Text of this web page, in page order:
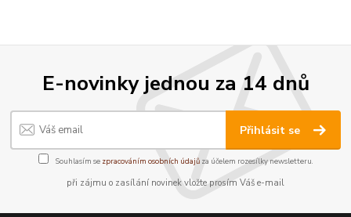
E-novinky jednou za 14 dnů
Přihlásit se
Souhlasím se zpracováním osobních údajůza účelem rozesílky newsletteru.
při zájmu o zasílání novinek vložte prosím Váš e-mail